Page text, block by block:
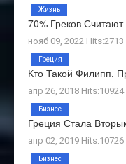
70% Греков
нояб 09, 2022 Hits:2713
Жизнь
Кто Такой Филипп,
апр 26, 2018 Hits:10924
Греция
Греция Стала
апр 02, 2019 Hits:10726
Бизнес
Бизнес